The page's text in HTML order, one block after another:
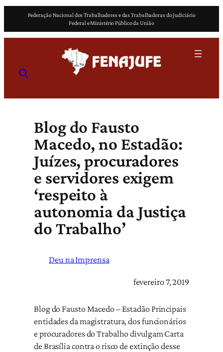
o
Federação Nacional dos Trabalhadores e das Trabalhadoras do Judiciário
Federal e Ministério Público da União
Blog do Fausto
Macedo, no Estadão:
Juízes, procuradores
e servidores exigem
‘respeito à
autonomia da Justiça
do Trabalho’
Deu na Imprensa
fevereiro 7, 2019
Blog do Fausto Macedo – Estadão Principais
entidades da magistratura, dos funcionários
e procuradores do Trabalho divulgam Carta
de Brasília contra o risco de extinção desse